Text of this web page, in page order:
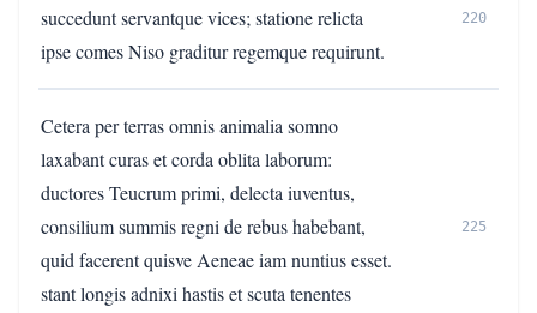
succedunt servantque vices; statione relicta
220
ipse comes Niso graditur regemque requirunt.
Cetera per terras omnis animalia somno
laxabant curas et corda oblita laborum:
ductores Teucrum primi, delecta iuventus,
consilium summis regni de rebus habebant,
225
quid facerent quisve Aeneae iam nuntius esset.
stant longis adnixi hastis et scuta tenentes